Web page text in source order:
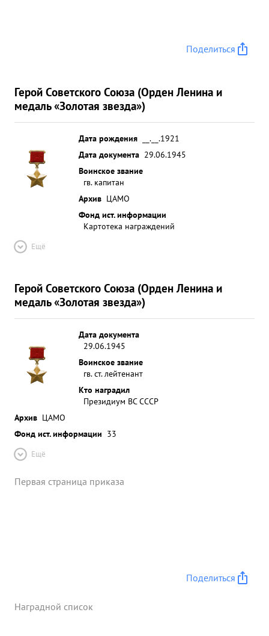
Поделиться
Герой Советского Союза (Орден Ленина и
медаль «Золотая звезда»)
Дата рождения
__.__.1921
Дата документа 29.06.1945
Воинское звание
гв. капитан
Архив ЦАМО
Фонд ист. информации
Картотека награждений
Ещё
Герой Советского Союза (Орден Ленина и
медаль «Золотая звезда»)
Дата документа
29.06.1945
Воинское звание
гв. ст. лейтенант
Кто наградил
Президиум ВС СССР
Архив ЦАМО
Фонд ист. информации 33
Ещё
Первая страница приказа
Поделиться
Наградной список